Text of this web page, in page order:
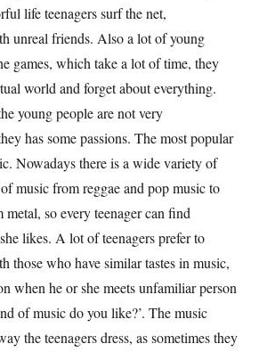
life teenagers surf the net,
unreal friends. Also a lot of young
games, which take a lot of time, they
world and forget about everything.
young people are not very
has some passions. The most popular
Nowadays there is a wide variety of
music from reggae and pop music to
metal, so every teenager can find
likes. A lot of teenagers prefer to
those who have similar tastes in music,
when he or she meets unfamiliar person
of music do you like?’. The music
the teenagers dress, as sometimes they